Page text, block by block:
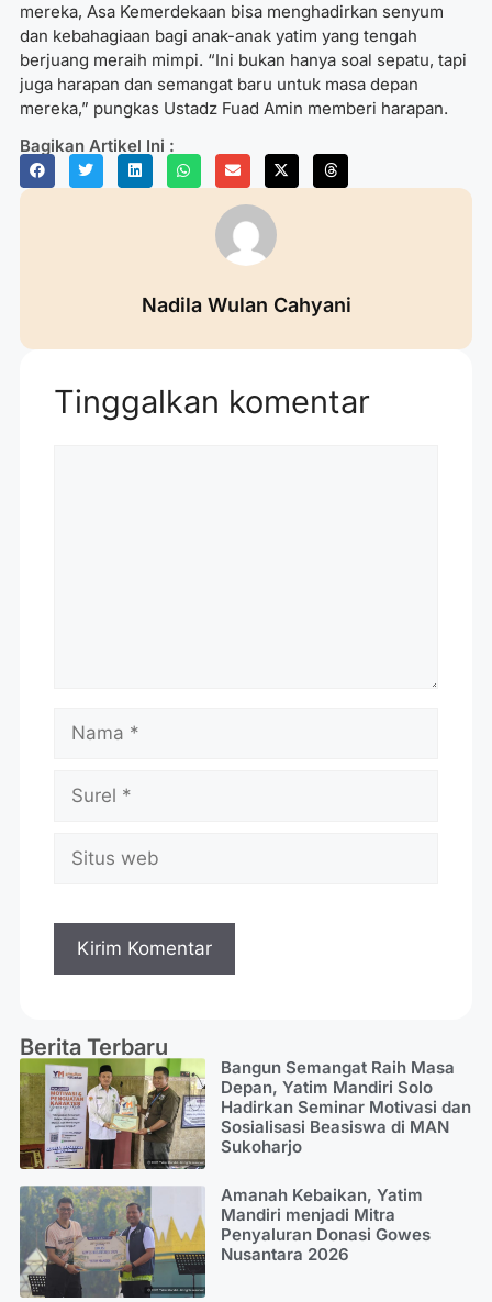
mereka, Asa Kemerdekaan bisa menghadirkan senyum
dan kebahagiaan bagi anak-anak yatim yang tengah
berjuang meraih mimpi. “Ini bukan hanya soal sepatu, tapi
juga harapan dan semangat baru untuk masa depan
mereka,” pungkas Ustadz Fuad Amin memberi harapan.
Bagikan Artikel Ini :
Nadila Wulan Cahyani
Tinggalkan komentar
Berita Terbaru
Bangun Semangat Raih Masa
Depan, Yatim Mandiri Solo
Hadirkan Seminar Motivasi dan
Sosialisasi Beasiswa di MAN
Sukoharjo
Amanah Kebaikan, Yatim
Mandiri menjadi Mitra
Penyaluran Donasi Gowes
Nusantara 2026